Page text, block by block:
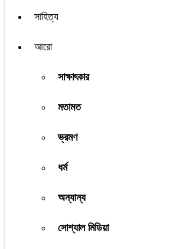
সাহিত্য
আরো
সাক্ষাৎকার
মতামত
ভ্রমণ
ধর্ম
অন্যান্য
সোশ্যাল মিডিয়া